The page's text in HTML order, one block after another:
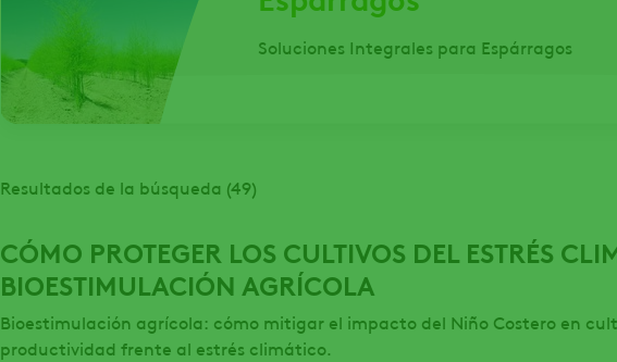
Soluciones Integrales para Espárragos
Resultados de la búsqueda (49)
CÓMO PROTEGER LOS CULTIVOS DEL ESTRÉS
BIOESTIMULACIÓN AGRÍCOLA
Bioestimulación agrícola: cómo mitigar el impacto del Niño Costero en
productividad frente al estrés climático.